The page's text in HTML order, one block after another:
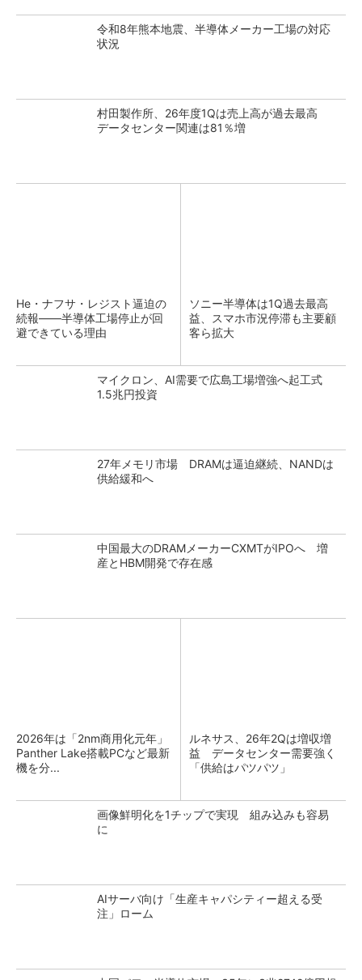
令和8年熊本地震、半導体メーカー工場の対応
状況
村田製作所、26年度1Qは売上高が過去最高
データセンター関連は81％増
He・ナフサ・レジスト逼迫の
続報――半導体工場停止が回
避できている理由
ソニー半導体は1Q過去最高
益、スマホ市況停滞も主要顧
客ら拡大
マイクロン、AI需要で広島工場増強へ起工式
1.5兆円投資
27年メモリ市場 DRAMは逼迫継続、NANDは
供給緩和へ
中国最大のDRAMメーカーCXMTがIPOへ 増
産とHBM開発で存在感
2026年は「2nm商用化元年」
Panther Lake搭載PCなど最新
機を分...
ルネサス、26年2Qは増収増
益 データセンター需要強く
「供給はパツパツ」
画像鮮明化を1チップで実現 組み込みも容易
に
AIサーバ向け「生産キャパシティー超える受
注」ローム